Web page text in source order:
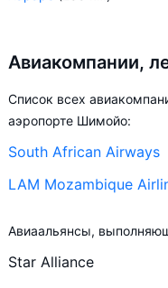
Авиакомпании,
Список всех
аэропорте Шимойо:
South African Airways
LAM Mozambique
Авиаальянсы,
Star Alliance